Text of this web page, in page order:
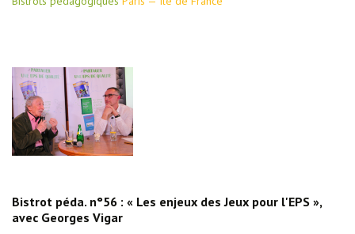
Bistrot péda. n°56 : « Les enjeux des Jeux pour l'EPS »,
avec Georges Vigar